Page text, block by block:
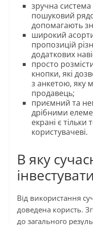
зручна
пошуковий
допомагають
широкий
пропозицій
додаткових
просто
кнопки, які
з анкетою, яку
продавець;
приємний та
дрібними
екрані є
користувачеві.
В яку
Від використання
доведена користь.
до загального